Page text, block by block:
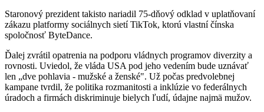
Staronový prezident takisto nariadil 75-dňový odklad v uplatňovaní
zákazu platformy sociálnych sietí TikTok, ktorú vlastní čínska
spoločnosť ByteDance.
Ďalej zvrátil opatrenia na podporu vládnych programov diverzity a
rovnosti. Uviedol, že vláda USA pod jeho vedením bude uznávať
len „dve pohlavia - mužské a ženské". Už počas predvolebnej
kampane tvrdil, že politika rozmanitosti a inklúzie vo federálnych
úradoch a firmách diskriminuje bielych ľudí, údajne najmä mužov.